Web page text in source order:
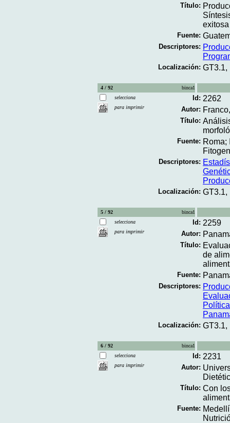
Título:
Fuente:
Descriptores:
Localización: GT3.1,
4 / 92
binca1
selecciona
para imprimir
Id: 2262
Autor:
Título:
Fuente: Roma;
Descriptores:
Localización: GT3.1,
5 / 92
binca1
selecciona
para imprimir
Id: 2259
Autor:
Título:
de
Fuente:
Descriptores:
Localización: GT3.1,
6 / 92
binca1
selecciona
para imprimir
Id: 2231
Autor:
Título: Con
Fuente: